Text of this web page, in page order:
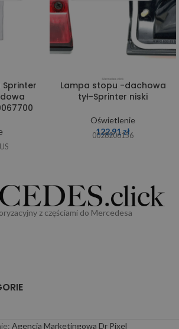
Lampa stopu -dachowa
tył-Sprinter niski
Oświetlenie
122,91zł
0028206156
z częściami do Mercedesa
Agencja Marketingowa Dr Pixel